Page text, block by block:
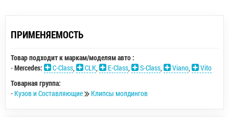
ПРИМЕНЯЕМОСТЬ
Товар подходит к маркам/моделям авто :
-Mercedes: C-Class, CLK, E-Class, S-Class, Viano,
Vito
Товарная группа:
- Кузов и Составляющие Клипсы молдингов